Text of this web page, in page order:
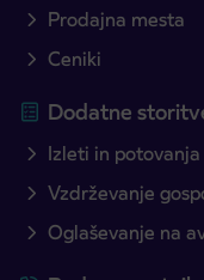
Prodajna mesta
Ceniki
Dodatne
Izleti in potovanja
Vzdrževanje
Oglaševanje na